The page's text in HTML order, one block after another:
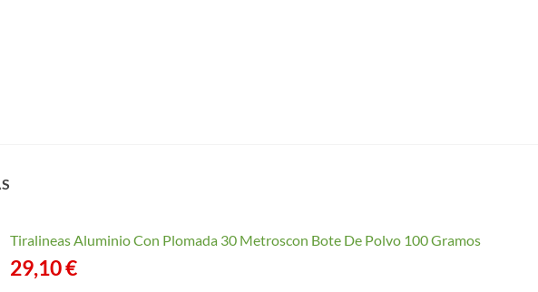
Tiralineas Aluminio Con Plomada 30 Metroscon Bote De Polvo 100 Gramos
29,10€